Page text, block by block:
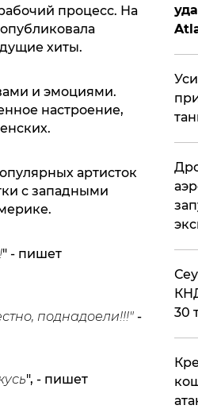
процесс. На
хиты.
и эмоциями.
настроение,
артисток
с западными
" - пишет
поднадоели!!!" -
", - пишет
30